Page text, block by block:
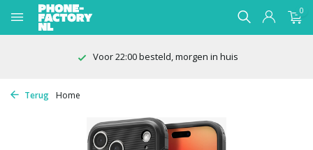
0
Voor 22:00 besteld, morgen in huis
Terug Home